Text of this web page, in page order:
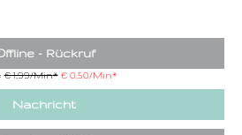
- Rückruf
€ 1,99/Min* € 0,50/Min*
Nachricht